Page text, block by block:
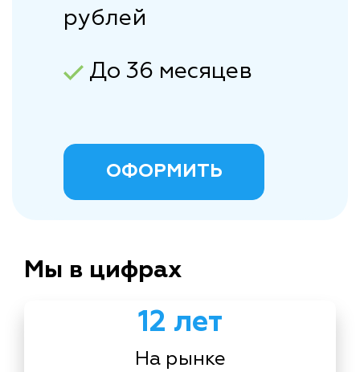
рублей
До 36 месяцев
ОФОРМИТЬ
Мы в цифрах
12 лет
На рынке